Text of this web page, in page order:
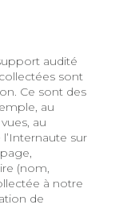
audité
sont
Ce sont des
au
sur
(nom,
de